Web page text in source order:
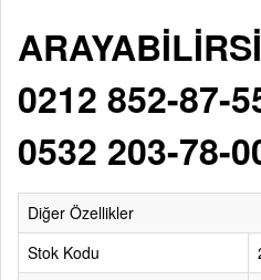
0212 852-87-
0532 203-78-
Diğer Özellikler
Stok Kodu